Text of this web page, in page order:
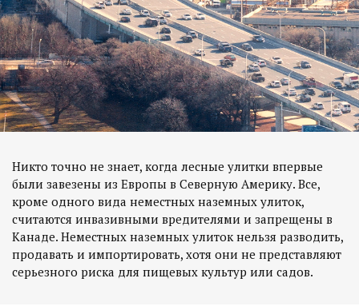
Никто точно не знает, когда лесные улитки впервые
были завезены из Европы в Северную Америку. Все,
кроме одного вида неместных наземных улиток,
считаются инвазивными вредителями и запрещены в
Канаде. Неместных наземных улиток нельзя разводить,
продавать и импортировать, хотя они не представляют